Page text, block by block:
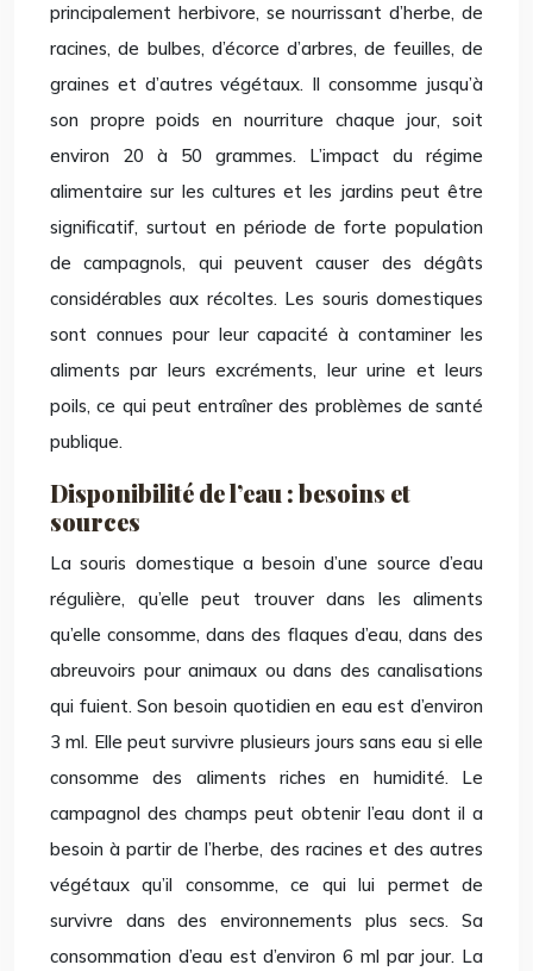
principalement herbivore, se nourrissant d’herbe, de
racines, de bulbes, d’écorce d’arbres, de feuilles, de
graines et d’autres végétaux. Il consomme jusqu’à
son propre poids en nourriture chaque jour, soit
environ 20 à 50 grammes. L’impact du régime
alimentaire sur les cultures et les jardins peut être
significatif, surtout en période de forte population
de campagnols, qui peuvent causer des dégâts
considérables aux récoltes. Les souris domestiques
sont connues pour leur capacité à contaminer les
aliments par leurs excréments, leur urine et leurs
poils, ce qui peut entraîner des problèmes de santé
publique.
Disponibilité de l’eau : besoins et
sources
La souris domestique a besoin d’une source d’eau
régulière, qu’elle peut trouver dans les aliments
qu’elle consomme, dans des flaques d’eau, dans des
abreuvoirs pour animaux ou dans des canalisations
qui fuient. Son besoin quotidien en eau est d’environ
3 ml. Elle peut survivre plusieurs jours sans eau si elle
consomme des aliments riches en humidité. Le
campagnol des champs peut obtenir l’eau dont il a
besoin à partir de l’herbe, des racines et des autres
végétaux qu’il consomme, ce qui lui permet de
survivre dans des environnements plus secs. Sa
consommation d’eau est d’environ 6 ml par jour. La